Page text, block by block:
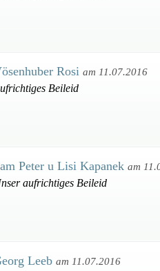
Rosi am 11.07.2016
Beileid
Peter u Lisi Kapanek am
aufrichtiges Beileid
Leeb am 11.07.2016